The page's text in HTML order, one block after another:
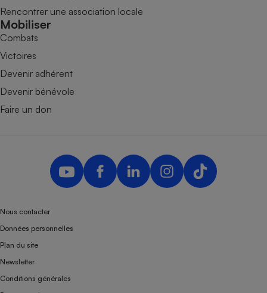
Rencontrer une association locale
Mobiliser
Combats
Victoires
Devenir adhérent
Devenir bénévole
Faire un don
Nous contacter
Données personnelles
Plan du site
Newsletter
Conditions générales